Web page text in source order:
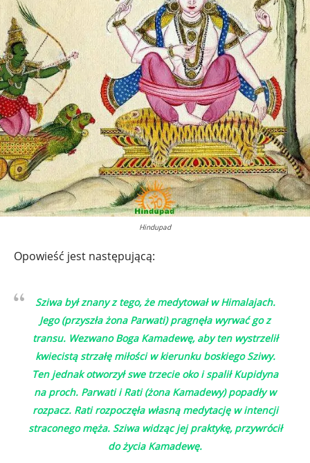
Hindupad
Opowieść jest następującą:
Sziwa był znany z tego, że medytował w Himalajach.
Jego (przyszła żona Parwati) pragnęła wyrwać go z
transu. Wezwano Boga Kamadewę, aby ten wystrzelił
kwiecistą strzałę miłości w kierunku boskiego Sziwy.
Ten jednak otworzył swe trzecie oko i spalił Kupidyna
na proch. Parwati i Rati (żona Kamadewy) popadły w
rozpacz. Rati rozpoczęła własną medytację w intencji
straconego męża. Sziwa widząc jej praktykę, przywrócił
do życia Kamadewę.